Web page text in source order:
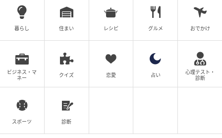
クリエイター情報
1987年生まれ。共働きの2児の母。2019年より、家
族や自分の生い立ちに関することを漫画にし、Insta
gramで投稿している。趣味は映画鑑賞や読書、絵
画。最近は、将棋に興味津々。
暮らし 住まい レシピ グルメ おでかけ
ビジネス・マ
ネー
クイズ 恋愛 占い
心理テスト・
診断
スポーツ 診断